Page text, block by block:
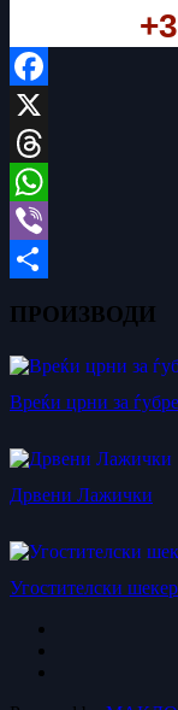
Facebook
X
Threads
WhatsApp
Viber
ПРОИЗВОДИ
Вреќи црни за ѓубре
Дрвени Лажички
Угостителски шекер